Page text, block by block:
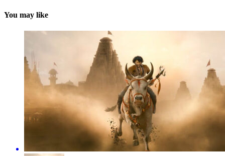
You may like